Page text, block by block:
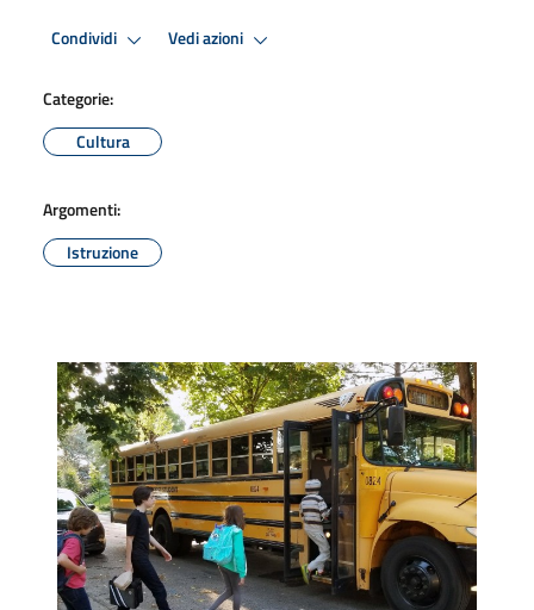
Condividi Vedi azioni
Categorie:
Cultura
Argomenti:
Istruzione